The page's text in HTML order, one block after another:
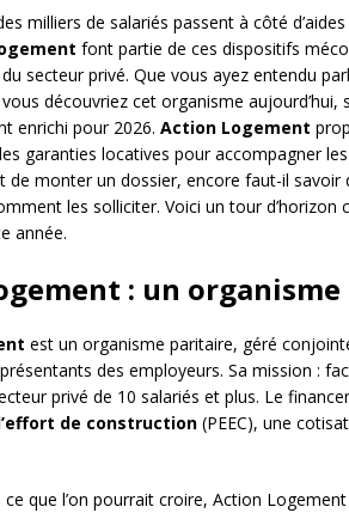
milliers de salariés passent à côté
font partie de ces dispositifs
secteur privé. Que vous ayez entendu
découvriez cet organisme aujourd’hui,
enrichi pour 2026. Action Logement
garanties locatives pour accompagner
de monter un dossier, encore faut-il savoir
les solliciter. Voici un tour
année.
: un organisme
est un organisme paritaire, géré
des employeurs. Sa mission :
privé de 10 salariés et plus. Le
de construction(PEEC), une
que l’on pourrait croire, Action